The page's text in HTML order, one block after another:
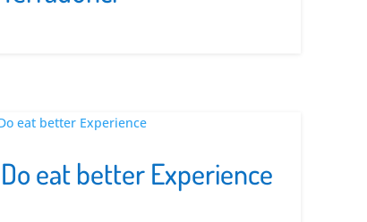
Do eat better Experience